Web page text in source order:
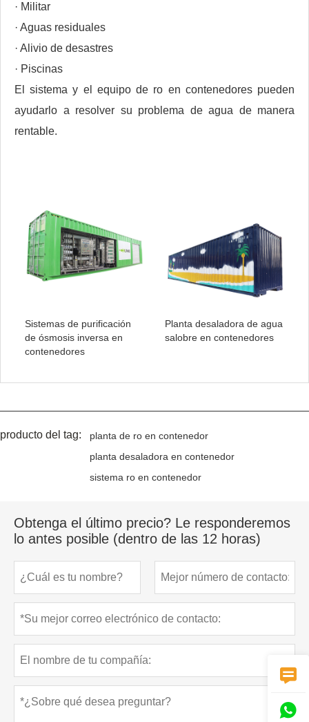
· Militar
· Aguas residuales
· Alivio de desastres
· Piscinas
El sistema y el equipo de ro en contenedores pueden
ayudarlo a resolver su problema de agua de manera
rentable.
Sistemas de purificación
de ósmosis inversa en
contenedores
Planta desaladora de agua
salobre en contenedores
producto del tag:
planta de ro en contenedor
planta desaladora en contenedor
sistema ro en contenedor
Obtenga el último precio? Le responderemos
lo antes posible (dentro de las 12 horas)

